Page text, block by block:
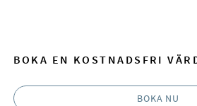
BOKA EN KOSTNADSFRI
BOKA NU